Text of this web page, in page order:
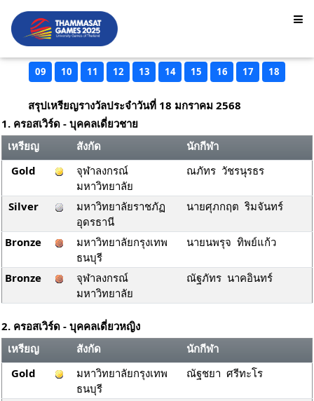
09 10 11 12 13 14 15 16 17 18
สรุปเหรียญรางวัลประจำวันที่ 18 มกราคม 2568
1. ครอสเวิร์ด - บุคคลเดี่ยวชาย
เหรียญ
สังกัด
นักกีฬา
Gold
จุฬาลงกรณ์
มหาวิทยาลัย
ณภัทร วัชรนุรธร
Silver
มหาวิทยาลัยราชภัฏ
อุดรธานี
นายศุภกฤต ริมจันทร์
Bronze
มหาวิทยาลัยกรุงเทพ
ธนบุรี
นายนพรุจ ทิพย์แก้ว
Bronze
จุฬาลงกรณ์
มหาวิทยาลัย
ณัฐภัทร นาคอินทร์
2. ครอสเวิร์ด - บุคคลเดี่ยวหญิง
เหรียญ
สังกัด
นักกีฬา
Gold
มหาวิทยาลัยกรุงเทพ
ธนบุรี
ณัฐชยา ศรีทะโร